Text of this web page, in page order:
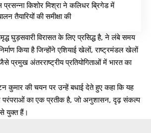
किशोर मिश्रा ने कलिधर ब्रिगेड में
तैयारियों की समीक्षा की
घुड़सवारी विरासत के लिए प्रसिद्ध है, ने लंबे समय
किया है जिन्होंने एशियाई खेलों, राष्ट्रमंडल खेलों
अंतरराष्ट्रीय प्रतियोगिताओं में भारत का
कुमार की चयन पर उन्हें बधाई देते हुए कहा कि यह
परंपराओं का एक प्रतीक है, जो अनुशासन, दृढ़ संकल्प
युक्त हैं।